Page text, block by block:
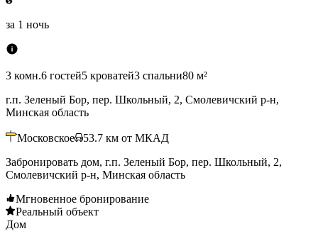
за 1 ночь
3 комн.6 гостей5 кроватей3 спальни80 м²
г.п. Зеленый Бор, пер. Школьный, 2, Смолевичский р-н,
Минская область
Московское 53.7 км от МКАД
Забронировать дом, г.п. Зеленый Бор, пер. Школьный, 2,
Смолевичский р-н, Минская область
Мгновенное бронирование
Реальный объект
Дом